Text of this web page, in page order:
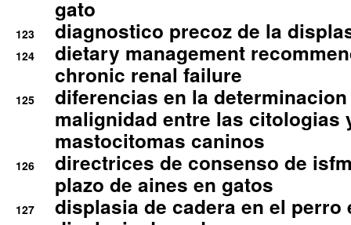
gato
123 diagnostico precoz de la
124
dietary management
chronic renal failure
125
diferencias en la
malignidad entre las citologias
mastocitomas caninos
126
directrices de consenso de
plazo de aines en gatos
127 displasia de cadera en el perro